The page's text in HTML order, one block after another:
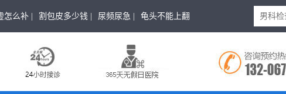
怎么补 | 割包皮多少钱 | 尿频尿急 | 龟头不能上翻